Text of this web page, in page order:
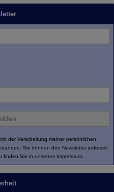
der Verarbeitung meiner persönlichen
Sie können den Newsletter jederzeit
finden Sie in unserem Impressum.